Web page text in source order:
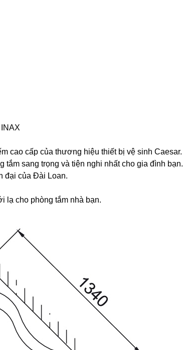
cao cấp của thương hiệu thiết bị vệ sinh Caesar.
sang trọng và tiện nghi nhất cho gia đình bạn.
đại của Đài Loan.
lạ cho phòng tắm nhà bạn.